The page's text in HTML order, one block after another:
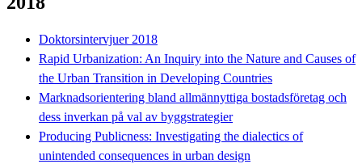
Doktorsintervjuer 2018
Rapid Urbanization: An Inquiry into the Nature and Causes of
the Urban Transition in Developing Countries
Marknadsorientering bland allmännyttiga bostadsföretag och
dess inverkan på val av byggstrategier
Producing Publicness: Investigating the dialectics of
unintended consequences in urban design